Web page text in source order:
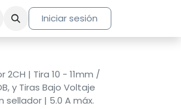
Iniciar sesión
2CH | Tira 10 - 11mm /
y Tiras Bajo Voltaje
sellador | 5.0 A máx.